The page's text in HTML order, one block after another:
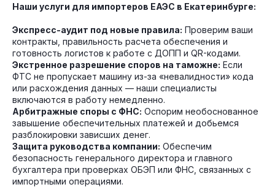
Наши услуги для импортеров ЕАЭС в Екатеринбурге:
Экспресс-аудит под новые правила: Проверим ваши
контракты, правильность расчета обеспечения и
готовность логистов к работе с ДОПП и QR-кодами.
Экстренное разрешение споров на таможне: Если
ФТС не пропускает машину из-за «невалидности» кода
или расхождения данных — наши специалисты
включаются в работу немедленно.
Арбитражные споры с ФНС: Оспорим необоснованное
завышение обеспечительных платежей и добьемся
разблокировки зависших денег.
Защита руководства компании: Обеспечим
безопасность генерального директора и главного
бухгалтера при проверках ОБЭП или ФНС, связанных с
импортными операциями.